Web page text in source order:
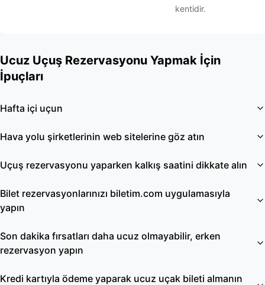
kentidir.
Ucuz Uçuş Rezervasyonu Yapmak İçin
İpuçları
Hafta içi uçun
Hava yolu şirketlerinin web sitelerine göz atın
Uçuş rezervasyonu yaparken kalkış saatini dikkate alın
Bilet rezervasyonlarınızı biletim.com uygulamasıyla
yapın
Son dakika fırsatları daha ucuz olmayabilir, erken
rezervasyon yapın
Kredi kartıyla ödeme yaparak ucuz uçak bileti almanın